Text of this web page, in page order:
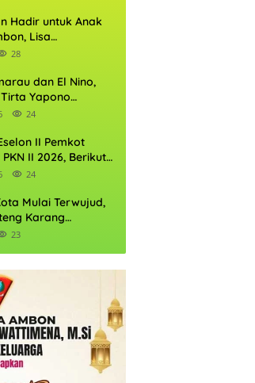
Hadir untuk Anak
Lisa
Ada Anak yang
28
dan El Nino,
Yapono
Air Ambon
24
II Pemkot
II 2026, Berikut
24
Mulai Terwujud,
Karang
Air Bersih
23